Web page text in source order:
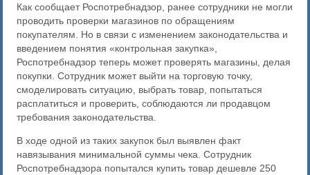
Как сообщает Роспотребнадзор, ранее сотрудники не могли
проводить проверки магазинов по обращениям
покупателям. Но в связи с изменением законодательства и
введением понятия «контрольная закупка»,
Роспотребнадзор теперь может проверять магазины, делая
покупки. Сотрудник может выйти на торговую точку,
смоделировать ситуацию, выбрать товар, попытаться
расплатиться и проверить, соблюдаются ли продавцом
требования законодательства.
В ходе одной из таких закупок был выявлен факт
навязывания минимальной суммы чека. Сотрудник
Роспотребнадзора попытался купить товар дешевле 250